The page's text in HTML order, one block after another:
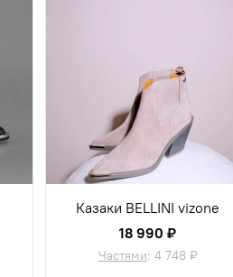
Казаки BELLINI vizone
18 990 ₽
Частями: 4 748 ₽